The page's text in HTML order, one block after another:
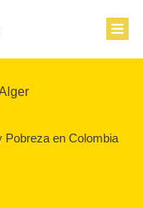
Pobreza en Colombia